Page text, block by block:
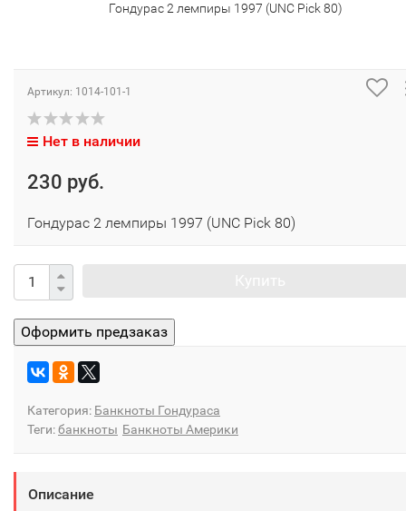
Гондурас 2 лемпиры 1997 (UNC Pick 80)
Артикул: 1014-101-1
Нет в наличии
230 руб.
Гондурас 2 лемпиры 1997 (UNC Pick 80)
Категория: Банкноты Гондураса
Теги:банкноты Банкноты Америки
Описание